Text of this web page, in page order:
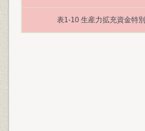
表1-10 生産力拡充資金特